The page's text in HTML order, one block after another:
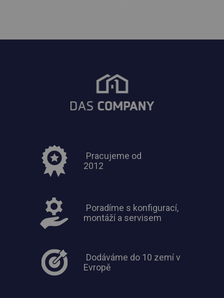
Pracujeme od
2012
Poradíme s konfigurací,
montáží a servisem
Dodáváme do 10 zemí v
Evropě